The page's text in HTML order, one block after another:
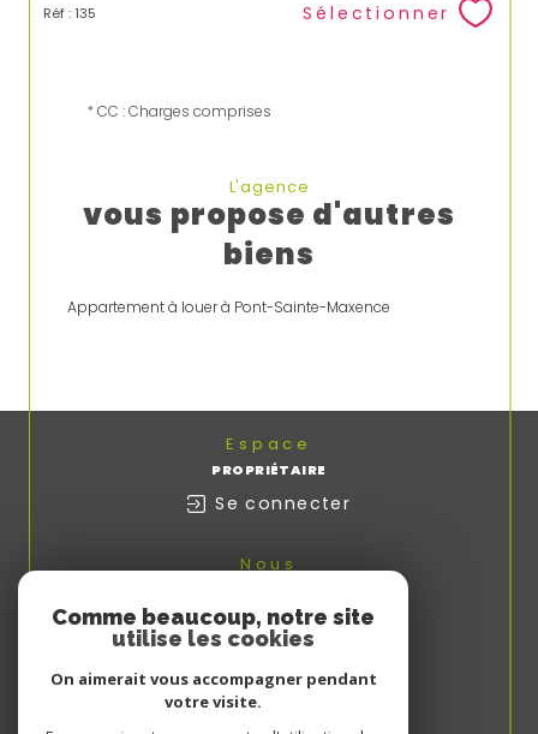
Réf : 135 Sélectionner
* CC : Charges comprises
L'agence
vous propose d'autres
biens
Appartement à louer à Pont-Sainte-Maxence
Espace
PROPRIÉTAIRE
Se connecter
Nous
Comme beaucoup, notre site
utilise les cookies
On aimerait vous accompagner pendant
votre visite.